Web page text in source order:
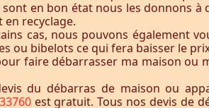
en bon état nous les donnons à
en recyclage.
cas, nous pouvons également
ou bibelots ce qui fera baisser le
faire débarrasser ma maison ou
du débarras de maison ou
est gratuit. Tous nos devis de